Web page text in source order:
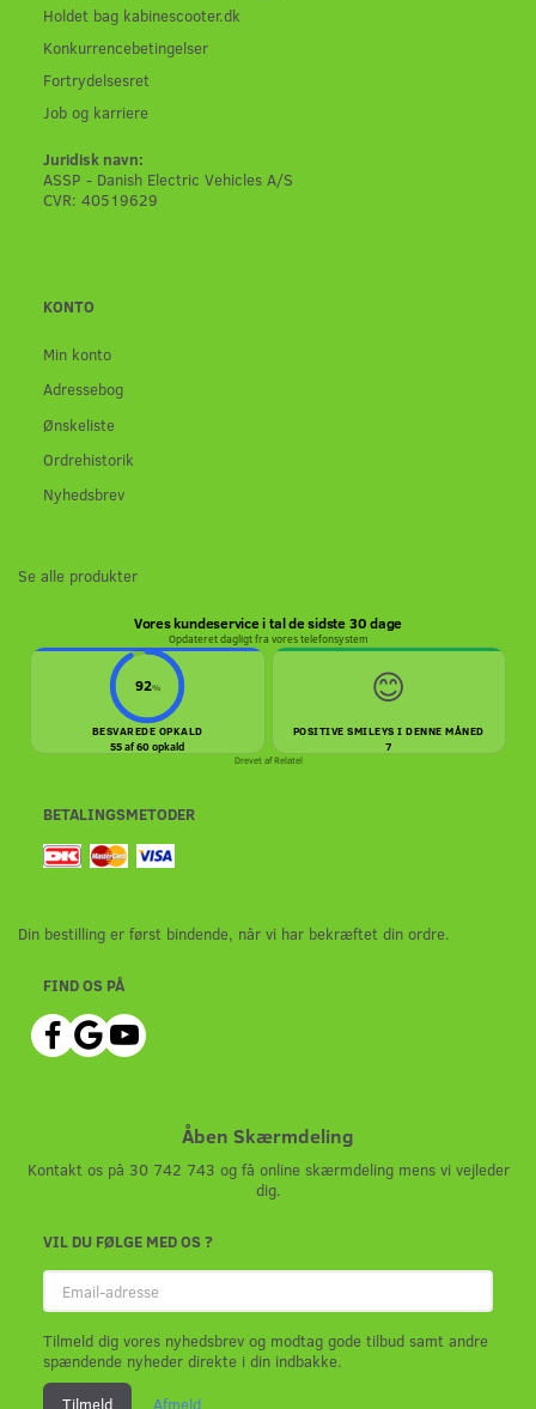
Holdet bag kabinescooter.dk
Konkurrencebetingelser
Fortrydelsesret
Job og karriere
Juridisk navn:
ASSP - Danish Electric Vehicles A/S
CVR: 40519629
KONTO
Min konto
Adressebog
Ønskeliste
Ordrehistorik
Nyhedsbrev
Se alle produkter
Vores kundeservice i tal de sidste 30 dage
Opdateret dagligt fra vores telefonsystem
92%
BESVAREDE OPKALD
55 af 60 opkald
😊
POSITIVE SMILEYS I DENNE MÅNED
7
Drevet afRelatel
BETALINGSMETODER
Din bestilling er først bindende, når vi har bekræftet din ordre.
FIND OS PÅ
Åben Skærmdeling
Kontakt os på 30 742 743 og få online skærmdeling mens vi vejleder
dig.
VIL DU FØLGE MED OS ?
Email-
adresse
Tilmeld dig vores nyhedsbrev og modtag gode tilbud samt andre
spændende nyheder direkte i din indbakke.
Tilmeld Afmeld